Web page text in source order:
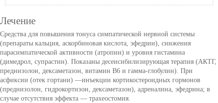
Лечение
Средства для повышения тонуса симпатической нервной системы
(препараты кальция, аскорбиновая кислота, эфедрин), снижения
парасимпатической активности (атропин) и уровня гистамина
(димедрол, супрастин). Показаны десенсибилизирующая терапия (АКТГ,
преднизолон, дексаметазон, витамин В6 и гамма-глобулин). При
асфиксии (отек гортани) —инъекции кортикостероидных гормонов
(преднизолон, гидрокортизон, дексаметазон), адреналина, эфедрина; в
случае отсутствия эффекта — трахеостомия.